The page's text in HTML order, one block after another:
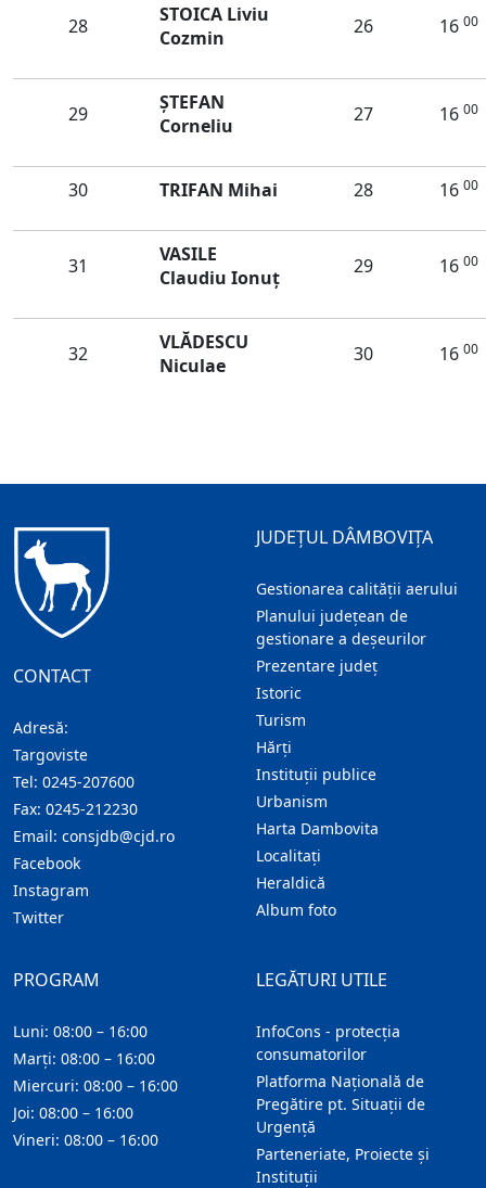
28
STOICA Liviu
Cozmin
26 16 00
29
ŞTEFAN
Corneliu
27 16 00
30 TRIFAN Mihai 28 16 00
31
VASILE
Claudiu Ionuț
29 16 00
32
VLĂDESCU
Niculae
30 16 00
CONTACT
Adresă:
Targoviste
Tel: 0245-207600
Fax: 0245-212230
Email: consjdb@cjd.ro
Facebook
Instagram
Twitter
JUDEȚUL DÂMBOVIȚA
Gestionarea calității aerului
Planului județean de
gestionare a deșeurilor
Prezentare judeţ
Istoric
Turism
Hărţi
Instituţii publice
Urbanism
Harta Dambovita
Localitaţi
Heraldică
Album foto
LEGĂTURI UTILE
InfoCons - protecția
consumatorilor
Platforma Națională de
Pregătire pt. Situații de
Urgență
Parteneriate, Proiecte și
Instituții
PROGRAM
Luni: 08:00 – 16:00
Marți: 08:00 – 16:00
Miercuri: 08:00 – 16:00
Joi: 08:00 – 16:00
Vineri: 08:00 – 16:00